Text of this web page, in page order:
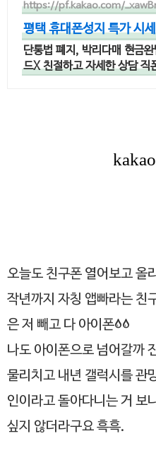
https://pf.kakao.com/
평택 휴대폰성지 특가 시
성지 직폰평택점
단통법 폐지, 박리다매 현금
드X 친절하고 자세한 상담 직
오늘도 친구폰 열어보고 올
작년까지 자칭 앱빠라는 친
은 저 빼고 다 아이폰;;
나도 아이폰으로 넘어갈까
물리치고 내년 갤럭시를 관
인이라고 돌아다니는 거
싶지 않더라구요 흑흑.